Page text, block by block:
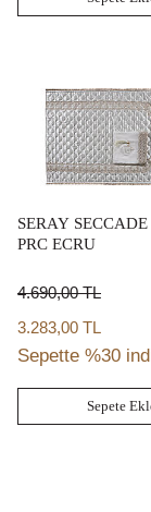
SERAY SECCADE
PRC ECRU
4.690,00TL
3.283,00 TL
Sepette %30
Sepete